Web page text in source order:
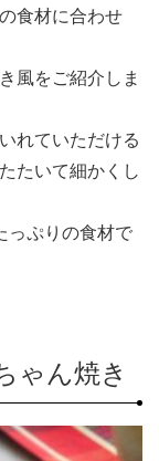
食材に合わせ
風をご紹介しま
れていただける
たいて細かくし
っぷりの食材で
ゃん焼き